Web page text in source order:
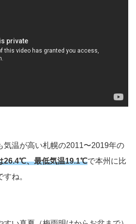
気温が高い札幌の2011〜2019年の
26.4℃、最低気温19.1℃で本州に比
ね。